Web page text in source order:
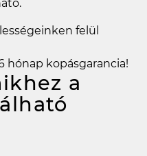
felül
hónap kopásgarancia!
a